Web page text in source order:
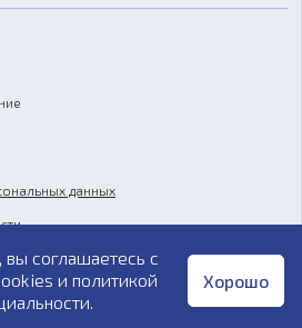
данных
вы соглашаетесь с
и политикой
.
Хорошо